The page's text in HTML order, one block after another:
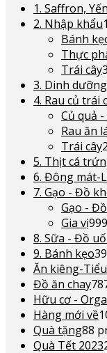
1. Saffron,
2. Nhập khẩu
Bánh
Thực
Trái cây
3. Dinh dưỡng
4. Rau củ trái
Củ quả -
Rau ăn
Trái cây
5. Thịt cá
6. Đông mát-
7. Gạo - Đồ
Gạo -
Gia vị99
8. Sữa - Đồ
9. Bánh kẹo39
Ăn kiêng-
Đồ ăn chay78
Hữu cơ -
Hàng mới về
Quà tặng88
Quà Tết 2023